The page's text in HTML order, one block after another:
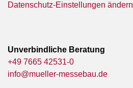
Datenschutz-Einstellungen ändern
Unverbindliche Beratung
+49 7665 42531-0
info@mueller-messebau.de